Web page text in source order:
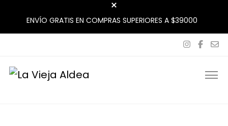
ENVÍO GRATIS EN COMPRAS SUPERIORES A $39000
La Vieja Aldea
Tu Mercado Natural Cerca